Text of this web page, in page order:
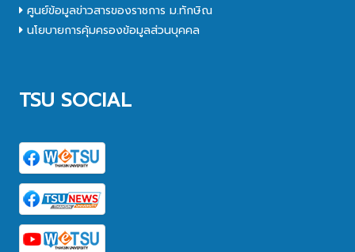
ศูนย์ข้อมูลข่าวสารของราชการ ม.ทักษิณ
นโยบายการคุ้มครองข้อมูลส่วนบุคคล
TSU SOCIAL